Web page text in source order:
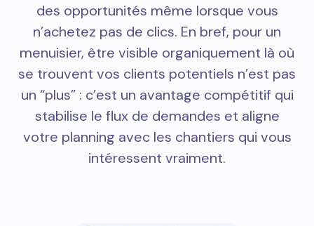
des opportunités même lorsque vous
n’achetez pas de clics. En bref, pour un
menuisier, être visible organiquement là où
se trouvent vos clients potentiels n’est pas
un “plus” : c’est un avantage compétitif qui
stabilise le flux de demandes et aligne
votre planning avec les chantiers qui vous
intéressent vraiment.